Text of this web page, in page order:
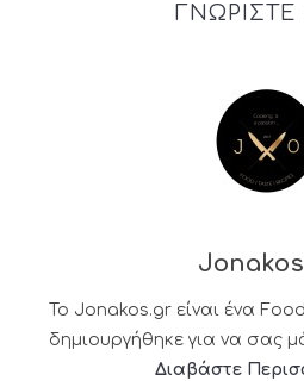
Το Jonakos.gr είναι ένα
δημιουργήθηκε για να σας
Διαβάστε